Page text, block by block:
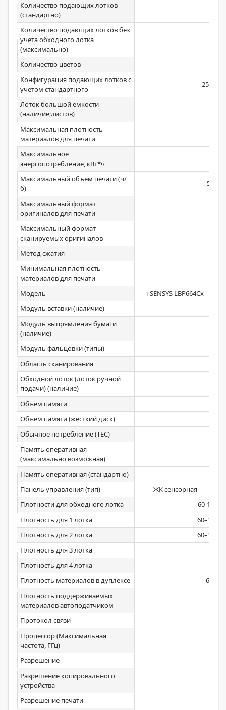
Количество подающих лотков
(стандартно)
Количество подающих лотков без
учета обходного лотка
(максимально)
Количество цветов
Конфигурация подающих лотков с
учетом стандартного
250 +
Лоток большой емкости
(наличие;листов)
Максимальная плотность
материалов для печати
Максимальное
энергопотребление, кВт*ч
Максимальный объем печати (ч/
б)
50000
Максимальный формат
оригиналов для печати
Максимальный формат
сканируемых оригиналов
Метод сжатия
Минимальная плотность
материалов для печати
Модель
i-SENSYS LBP664Cx
Модуль вставки (наличие)
Модуль выпрямления бумаги
(наличие)
Модуль фальцовки (типы)
Область сканирования
Обходной лоток (лоток ручной
подачи) (наличие)
Объем памяти
Объем памяти (жесткий диск)
Обычное потребление (ТЕС)
Память оперативная
(максимально возможная)
Память оперативная (стандартно)
Панель управления (тип)
ЖК сенсорная
Плотности для обходного лотка
60-176
Плотность для 1 лотка
60–163
Плотность для 2 лотка
60–163
Плотность для 3 лотка
Плотность для 4 лотка
Плотность материалов в дуплексе
60-200
Плотность поддерживаемых
материалов автоподатчиком
Протокол связи
Процессор (Максимальная
частота, ГГц)
Разрешение
Разрешение копировального
устройства
Разрешение печати